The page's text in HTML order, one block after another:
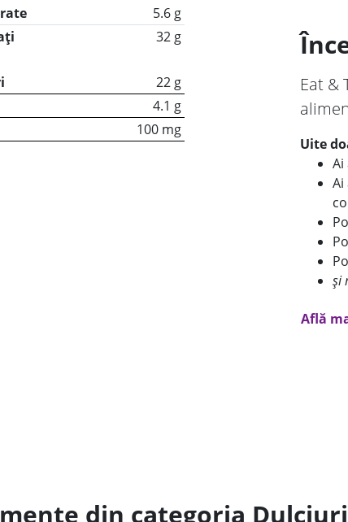
5.6 g
32 g
22 g
4.1 g
100 mg
Eat &
Uite
Ai
Ai
și
Află
din categoria Dulciuri